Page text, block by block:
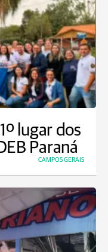
lugar dos
Paraná
CAMPOS GERAIS